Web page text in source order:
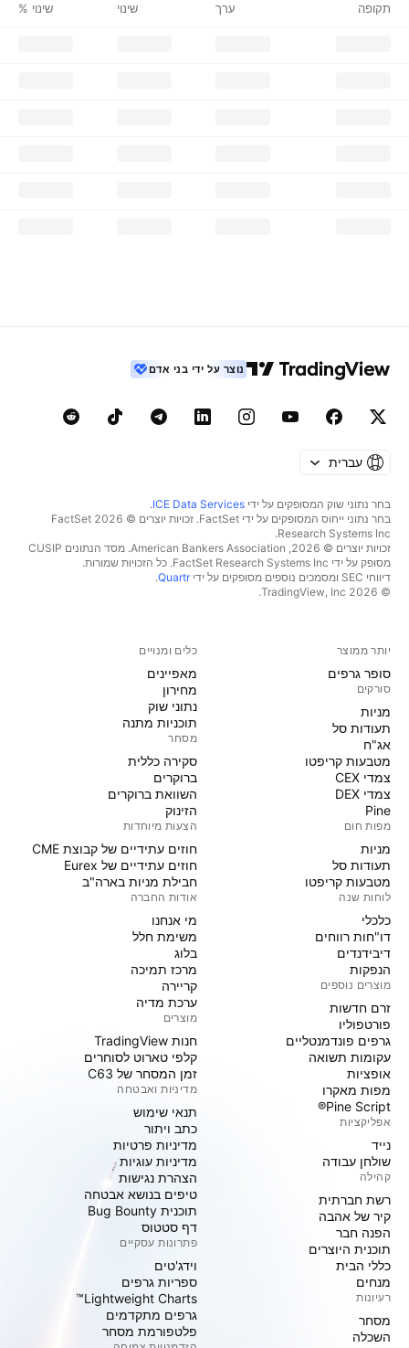
תקופה ערך שינוי שינוי %
נוצר על ידי בני אדם
עברית
בחר נתוני שוק המסופקים על ידי ICE Data Services
.
בחר נתוני ייחוס המסופקים על ידי FactSet. זכויות יוצרים © 2026 ‏FactSet
Research Systems Inc.‏
זכויות יוצרים © 2026, ‏American Bankers Association. מסד הנתונים CUSIP
מסופק על ידי FactSet Research Systems Inc. כל הזכויות שמורות.
דיווחי SEC ומסמכים נוספים מסופקים על ידי
Quartr
.
© 2026 ‏TradingView, Inc.‏
יותר ממוצר
סופר גרפים
סורקים
מניות‏
תעודות סל
אג"ח
מטבעות קריפטו
צמדי CEX
צמדי DEX
Pine
מפות חום
מניות‏
תעודות סל
מטבעות קריפטו
לוחות שנה
כלכלי
דו"חות רווחים
דיבידנדים
הנפקות
מוצרים נוספים
זרם חדשות
פורטפוליו
גרפים פונדמנטליים
עקומות תשואה
אופציות
מפות מאקרו
Pine Script®
אפליקציות
נייד
שולחן עבודה
קהילה
רשת חברתית
קיר של אהבה
הפנה חבר
תוכנית היוצרים
כללי הבית
מנחים
רעיונות
מסחר
השכלה
כלים ומנויים
מאפיינים
מחירון
נתוני שוק
תוכניות מתנה
מסחר
סקירה כללית
ברוקרים
השוואת ברוקרים
הזינוק
הצעות מיוחדות
חוזים עתידיים של קבוצת CME
חוזים עתידיים של Eurex
חבילת מניות בארה"ב
אודות החברה
מי אנחנו
משימת חלל
בלוג
מרכז תמיכה
קריירה
ערכת מדיה
מוצרים
חנות TradingView
קלפי טארוט לסוחרים
זמן המסחר של C63
מדיניות ואבטחה
תנאי שימוש
כתב ויתור
מדיניות פרטיות
מדיניות עוגיות
הצהרת נגישות
טיפים בנושא אבטחה
תוכנית Bug Bounty
דף סטטוס
פתרונות עסקיים
וידג'טים
ספריות גרפים
Lightweight Charts™
גרפים מתקדמים
פלטפורמת מסחר